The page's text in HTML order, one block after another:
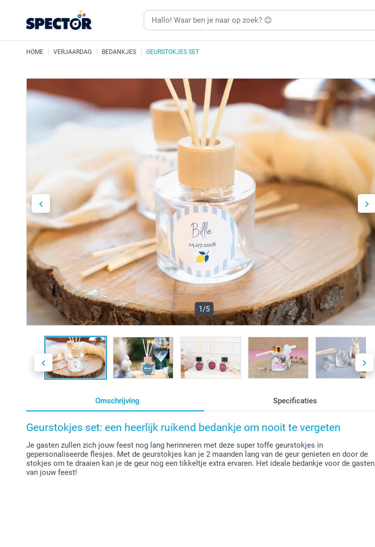
HOME VERJAARDAG BEDANKJES GEURSTOKJES SET
1/5
Omschrijving Specificaties
Geurstokjes set: een heerlijk ruikend bedankje om nooit te vergeten
Je gasten zullen zich jouw feest nog lang herinneren met deze super toffe geurstokjes in
gepersonaliseerde flesjes. Met de geurstokjes kan je 2 maanden lang van de geur genieten en door de
stokjes om te draaien kan je de geur nog een tikkeltje extra ervaren. Het ideale bedankje voor de gasten
van jouw feest!